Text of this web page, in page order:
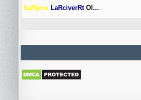
SaRýma LaRciverRtOl...